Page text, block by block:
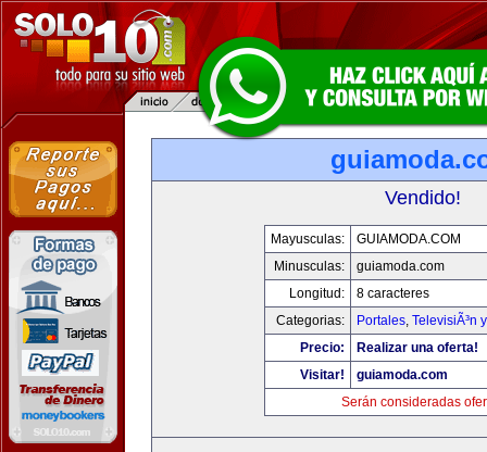
Vendido!
Mayusculas:
GUIAMODA.COM
Minusculas:
guiamoda.com
Longitud:
8 caracteres
Categorias:
Portales, TelevisiÃ³n
Precio:
Realizar una oferta!
Visitar!
guiamoda.com
Serán consideradas